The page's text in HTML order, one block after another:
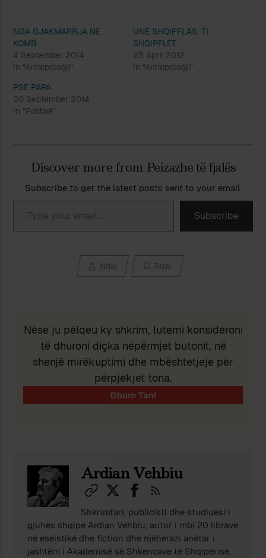
NGA GJAKMARRJA NË
KOMB
4 September 2014
In "Antropologji"
UNË SHQIPFLAS, TI
SHQIPFLET
25 April 2012
In "Antropologji"
PSE PAPA
20 September 2014
In "Politikë"
Discover more from Peizazhe të fjalës
Subscribe to get the latest posts sent to your email.
Type your email…
Subscribe
Ndaj Ruaj
Nëse ju pëlqeu ky shkrim, lutemi konsideroni
të dhuroni diçka nëpërmjet butonit, në
shenjë mirëkuptimi dhe mbështetjeje për
përpjekjet tona.
Ardian Vehbiu
Shkrimtari, publicisti dhe studiuesi i
gjuhës shqipe Ardian Vehbiu, autor i mbi 20 librave
në eseistikë dhe fiction dhe njëherazi anëtar i
jashtëm i Akademisë së Shkencave të Shqipërisë,